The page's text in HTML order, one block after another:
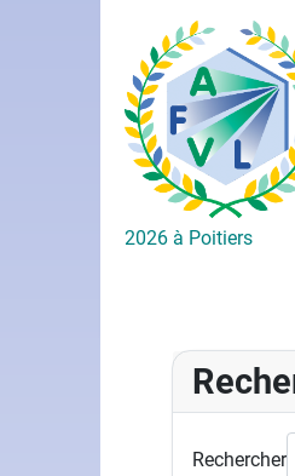
2026 à Poitiers
Rechercher